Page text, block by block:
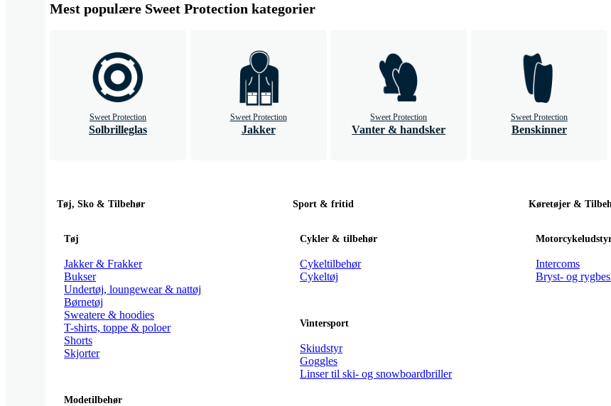
Mest populære Sweet Protection kategorier
Sweet Protection
Solbrilleglas
Sweet Protection
Jakker
Sweet Protection
Vanter & handsker
Sweet Protection
Benskinner
Tøj, Sko & Tilbehør
Tøj
Jakker & Frakker
Bukser
Undertøj, loungewear & nattøj
Børnetøj
Sweatere & hoodies
T-shirts, toppe & poloer
Shorts
Skjorter
Modetilbehør
Sport & fritid
Cykler & tilbehør
Cykeltilbehør
Cykeltøj
Vintersport
Skiudstyr
Goggles
Linser til ski- og snowboardbriller
Køretøjer &
Intercoms
Bryst- og